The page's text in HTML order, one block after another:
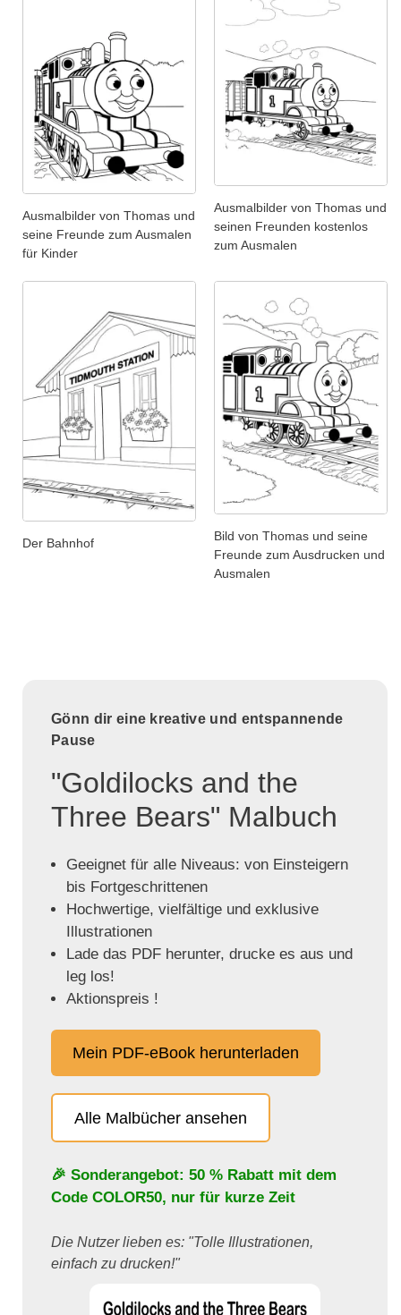
Ausmalbilder von Thomas und
seine Freunde zum Ausmalen
für Kinder
Ausmalbilder von Thomas und
seinen Freunden kostenlos
zum Ausmalen
Der Bahnhof
Bild von Thomas und seine
Freunde zum Ausdrucken und
Ausmalen
Gönn dir eine kreative und entspannende
Pause
"Goldilocks and the
Three Bears" Malbuch
Geeignet für alle Niveaus: von Einsteigern
bis Fortgeschrittenen
Hochwertige, vielfältige und exklusive
Illustrationen
Lade das PDF herunter, drucke es aus und
leg los!
Aktionspreis !
Mein PDF-eBook herunterladen
Alle Malbücher ansehen
🎉 Sonderangebot: 50 % Rabatt mit dem
Code COLOR50, nur für kurze Zeit
Die Nutzer lieben es: "Tolle Illustrationen,
einfach zu drucken!"